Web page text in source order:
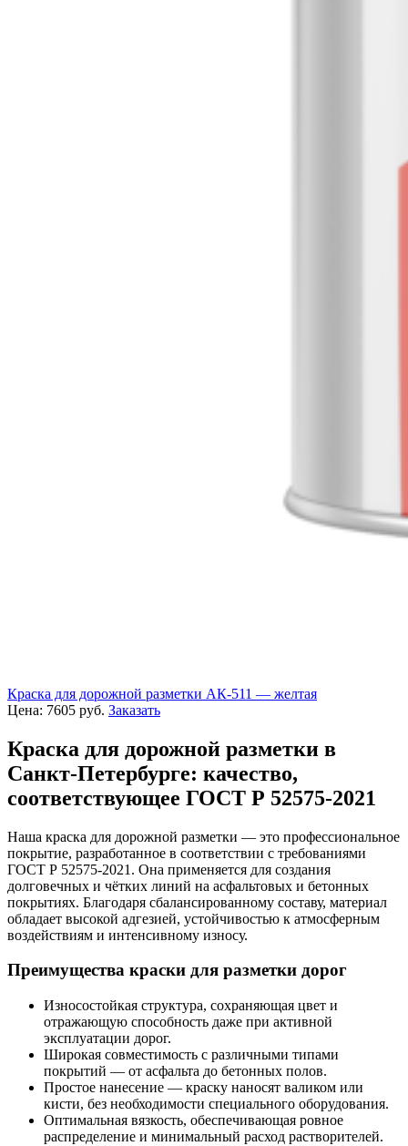
Краска для дорожной разметки АК-511 — желтая
Цена: 7605 руб. Заказать
Краска для дорожной разметки в
Санкт-Петербурге: качество,
соответствующее ГОСТ Р 52575-2021
Наша краска для дорожной разметки — это профессиональное
покрытие, разработанное в соответствии с требованиями
ГОСТ Р 52575-2021 . Она применяется для создания
долговечных и чётких линий на асфальтовых и бетонных
покрытиях. Благодаря сбалансированному составу, материал
обладает высокой адгезией, устойчивостью к атмосферным
воздействиям и интенсивному износу.
Преимущества краски для разметки дорог
Износостойкая структура, сохраняющая цвет и
отражающую способность даже при активной
эксплуатации дорог.
Широкая совместимость с различными типами
покрытий — от асфальта до бетонных полов.
Простое нанесение — краску наносят валиком или
кисти, без необходимости специального оборудования.
Оптимальная вязкость, обеспечивающая ровное
распределение и минимальный расход растворителей.